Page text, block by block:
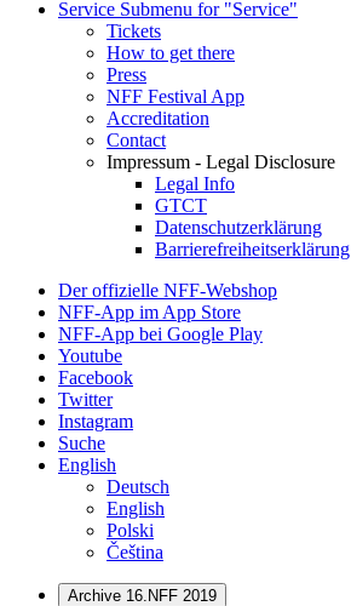
Service Submenu for "Service"
Tickets
How to get there
Press
NFF Festival App
Accreditation
Contact
Impressum - Legal Disclosure
Legal Info
GTCT
Datenschutzerklärung
Barrierefreiheitserklärung
Der offizielle NFF-Webshop
NFF-App im App Store
NFF-App bei Google Play
Youtube
Facebook
Twitter
Instagram
Suche
English
Deutsch
English
Polski
Čeština
Archive 16.NFF 2019